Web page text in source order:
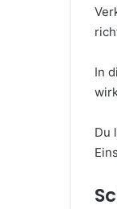
In
Du